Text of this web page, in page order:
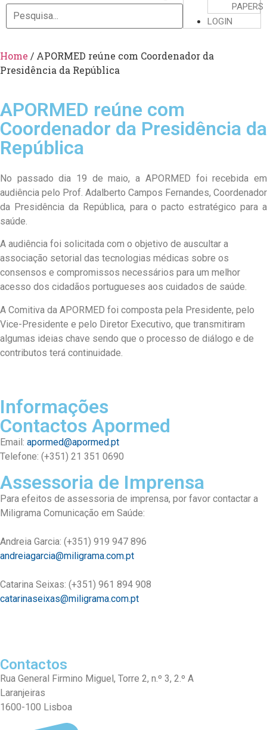
PAPERS
LOGIN
Home / APORMED reúne com Coordenador da
Presidência da República
APORMED reúne com
Coordenador da Presidência da
República
No passado dia 19 de maio, a APORMED foi recebida em
audiência pelo Prof. Adalberto Campos Fernandes, Coordenador
da Presidência da República, para o pacto estratégico para a
saúde.
A audiência foi solicitada com o objetivo de auscultar a
associação setorial das tecnologias médicas sobre os
consensos e compromissos necessários para um melhor
acesso dos cidadãos portugueses aos cuidados de saúde.
A Comitiva da APORMED foi composta pela Presidente, pelo
Vice-Presidente e pelo Diretor Executivo, que transmitiram
algumas ideias chave sendo que o processo de diálogo e de
contributos terá continuidade.
Informações
Contactos Apormed
Email: apormed@apormed.pt
Telefone: (+351) 21 351 0690
Assessoria de Imprensa
Para efeitos de assessoria de imprensa, por favor contactar a
Miligrama Comunicação em Saúde:
Andreia Garcia: (+351) 919 947 896
andreiagarcia@miligrama.com.pt
Catarina Seixas: (+351) 961 894 908
catarinaseixas@miligrama.com.pt
Contactos
Rua General Firmino Miguel, Torre 2, n.º 3, 2.º A
Laranjeiras
1600-100 Lisboa